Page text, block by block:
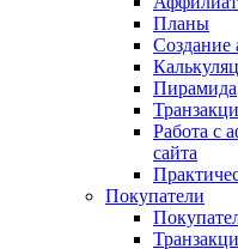
Планы
Создание
Пирамида
Работа с
сайта
Покупатели